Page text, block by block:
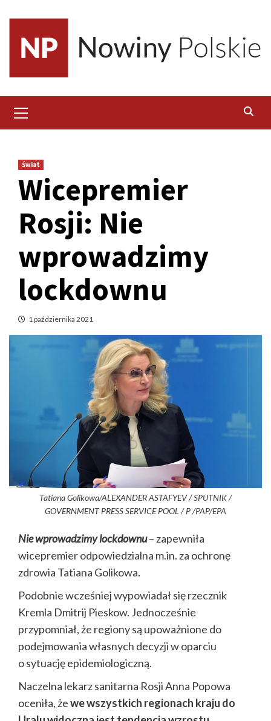
content
Menu
Świat
Wicepremier
Rosji: Nie
wprowadzimy
lockdownu
1 października 2021
Tatiana Golikowa/ALEXANDER ASTAFYEV / SPUTNIK /
GOVERNMENT PRESS SERVICE POOL / P /PAP/EPA
Nie wprowadzimy lockdownu– zapewniła
wicepremier odpowiedzialna m.in. za ochronę
zdrowia Tatiana Golikowa.
Podobnie wcześniej wypowiadał się rzecznik
Kremla Dmitrij Pieskow. Jednocześnie
przypomniał, że regiony są upoważnione do
podejmowania własnych decyzji w oparciu
o sytuację epidemiologiczną.
Naczelna lekarz sanitarna Rosji Anna Popowa
oceniła, żewe wszystkich regionach kraju do